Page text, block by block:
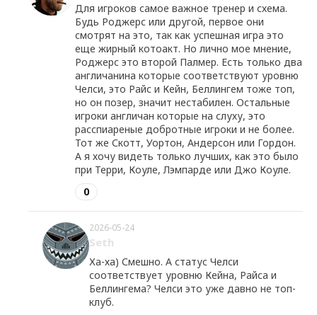
Для игроков самое важное тренер и схема.
Будь Роджерс или другой, первое они
смотрят на это, так как успешная игра это
еще жирный котоакт. Но лично мое мнение,
Роджерс это второй Палмер. Есть только два
англичанина которые соответствуют уровню
Челси, это Райс и Кейн, Беллингем тоже топ,
но он позер, значит нестабилен. Остальные
игроки англичан которые на слуху, это
расспиареные добротные игроки и не более.
Тот же Скотт, Уортон, Андерсон или Гордон.
А я хочу видеть только лучших, как это было
при Терри, Коуле, Лэмпарде или Джо Коуле.
0
2026-05-24
Seth
Ха-ха) Смешно. А статус Челси
соответствует уровню Кейна, Райса и
Беллингема? Челси это уже давно не топ-
клуб.